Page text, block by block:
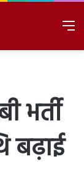
भर्ती
बढ़ाई